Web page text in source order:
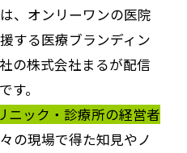
、オンリーワンの医院
する医療ブランディン
の株式会社まるが配信
す。
ニック・診療所の経営者
の現場で得た知見やノ